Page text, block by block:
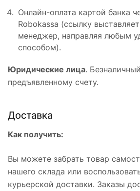
Онлайн-оплата картой банка
Robokassa (ссылку
менеджер, направляя любым
способом).
Юридические лица.
предъявленному счету.
Доставка
Как получить:
Вы можете забрать товар
нашего склада или
курьерской доставки. Заказы